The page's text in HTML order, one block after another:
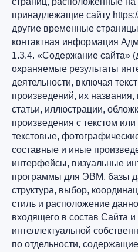
принадлежащие сайту
другие временные
контактная информация
1.3.4. «Содержание
охраняемые результаты
деятельности, включая
произведений, их
статьи, иллюстрации,
произведения с текстом
текстовые,
составные и иные
интерфейсы, визуальные
программы для ЭВМ, базы
структура, выбор,
стиль и расположение
входящего в состав Сайта и
интеллектуальной
по отдельности,